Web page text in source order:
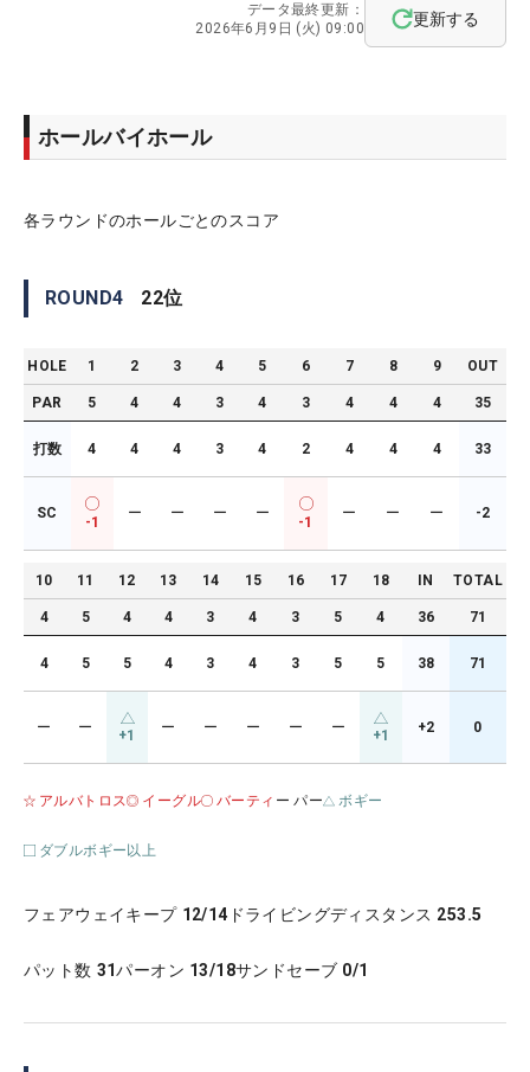
データ最終更新：
2026年6月9日 (火) 09:00
更新する
ホールバイホール
各ラウンドのホールごとのスコア
ROUND4 22位
HOLE 1 2 3 4 5 6 7 8 9 OUT
PAR 5 4 4 3 4 3 4 4 4 35
打数 4 4 4 3 4 2 4 4 4 33
SC
-1
ー ー ー ー
-1
ー ー ー -2
10 11 12 13 14 15 16 17 18 IN TOTAL
4 5 4 4 3 4 3 5 4 36 71
4 5 5 4 3 4 3 5 5 38 71
ー ー +1 ー ー ー ー ー +1 +2 0
アルバトロス イーグル バーティ ー パー ボギー
ダブルボギー以上
フェアウェイキープ 12/14 ドライビングディスタンス 253.5
パット数 31パーオン 13/18サンドセーブ 0/1